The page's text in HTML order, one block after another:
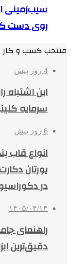
سیب‌زمینی
روی دست
منتخب کسب و کار
4 روز پیش
این اشتباه
سرمایه
6 روز پیش
انواع قاب
یورتان
در
۱۴۰۵/۰۴/۱۴
راهنمای
دقیق‌ترین